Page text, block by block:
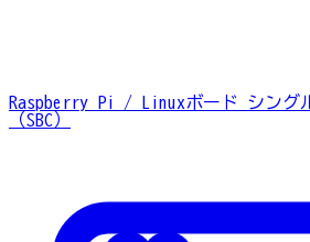
Raspberry Pi / Linuxボード
シング
（SBC）